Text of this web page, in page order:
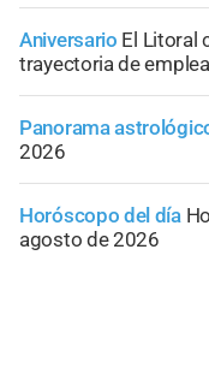
Aniversario El Litoral
trayectoria de
Panorama
2026
Horóscopo del día
agosto de 2026